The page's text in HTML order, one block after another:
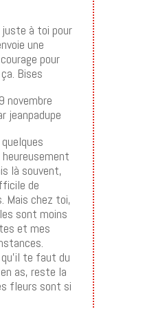
à toi pour
une
pour
Bises
novembre
jeanpadupe
là souvent,
de
Mais chez toi,
sont moins
et mes
te faut du
as, reste la
fleurs sont si